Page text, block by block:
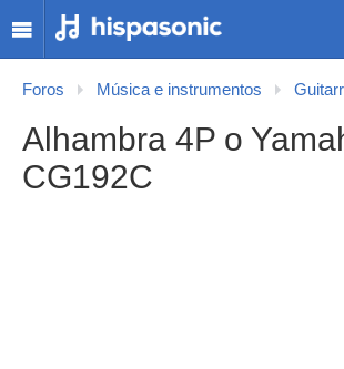
Foros Música e instrumentos
Alhambra 4P o
CG192C